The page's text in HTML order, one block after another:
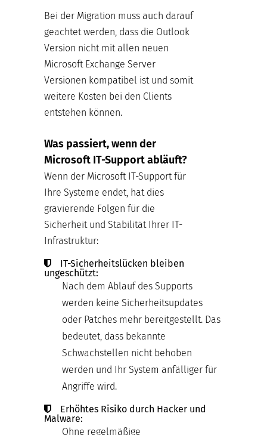
Bei der Migration muss auch darauf
geachtet werden, dass die Outlook
Version nicht mit allen neuen
Microsoft Exchange Server
Versionen kompatibel ist und somit
weitere Kosten bei den Clients
entstehen können.
Was passiert, wenn der
Microsoft IT-Support abläuft?
Wenn der Microsoft IT-Support für
Ihre Systeme endet, hat dies
gravierende Folgen für die
Sicherheit und Stabilität Ihrer IT-
Infrastruktur:
IT-Sicherheitslücken bleiben
ungeschützt:
Nach dem Ablauf des Supports
werden keine Sicherheitsupdates
oder Patches mehr bereitgestellt. Das
bedeutet, dass bekannte
Schwachstellen nicht behoben
werden und Ihr System anfälliger für
Angriffe wird.
Erhöhtes Risiko durch Hacker und
Malware:
Ohne regelmäßige